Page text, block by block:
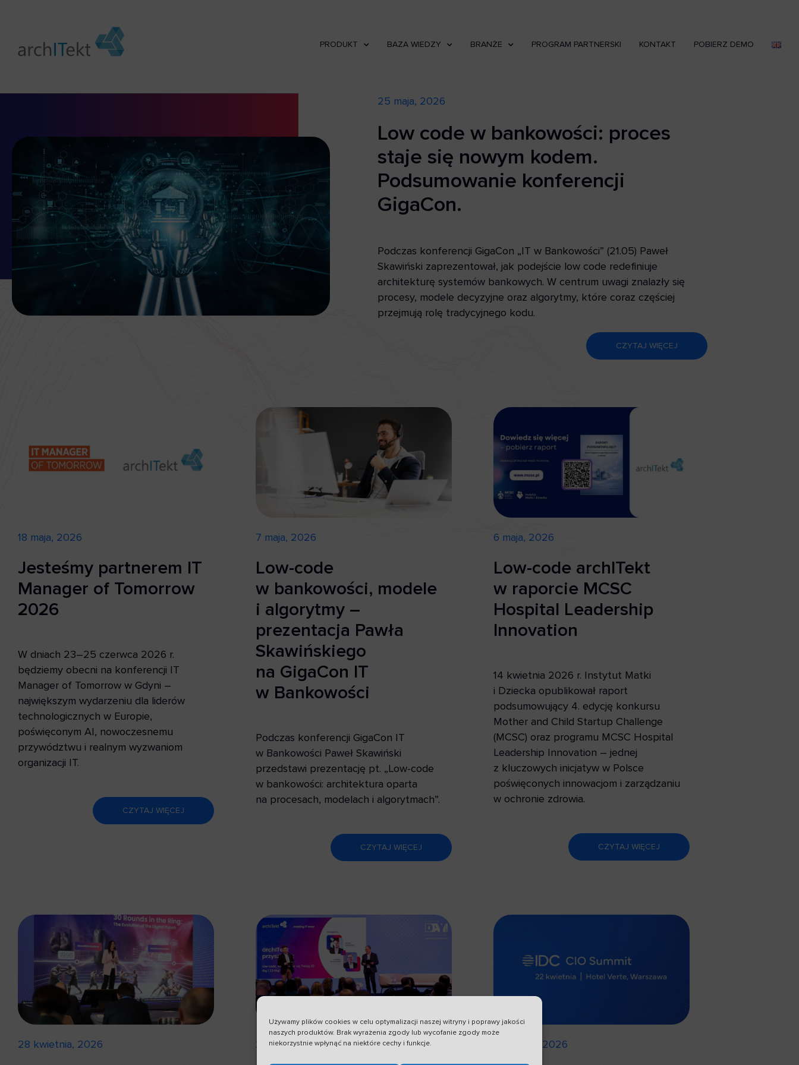
Używamy plików cookies w celu optymalizacji naszej witryny i poprawy jakości
naszych produktów. Brak wyrażenia zgody lub wycofanie zgody może
niekorzystnie wpłynąć na niektóre cechy i funkcje.
PRODUKT BAZA WIEDZY BRANŻE PROGRAM PARTNERSKI KONTAKT POBIERZ DEMO
25 maja, 2026
Low code w bankowości: proces
staje się nowym kodem.
Podsumowanie konferencji
GigaCon.
Podczas konferencji GigaCon „IT w Bankowości” (21.05) Paweł
Skawiński zaprezentował, jak podejście low code redefiniuje
architekturę systemów bankowych. W centrum uwagi znalazły się
procesy, modele decyzyjne oraz algorytmy, które coraz częściej
przejmują rolę tradycyjnego kodu.
CZYTAJ WIĘCEJ
18 maja, 2026
Jesteśmy partnerem IT
Manager of Tomorrow
2026
W dniach 23–25 czerwca 2026 r.
będziemy obecni na konferencji IT
Manager of Tomorrow w Gdyni –
największym wydarzeniu dla liderów
technologicznych w Europie,
poświęconym AI, nowoczesnemu
przywództwu i realnym wyzwaniom
organizacji IT.
CZYTAJ WIĘCEJ
7 maja, 2026
Low-code
w bankowości, modele
i algorytmy –
prezentacja Pawła
Skawińskiego
na GigaCon IT
w Bankowości
Podczas konferencji GigaCon IT
w Bankowości Paweł Skawiński
przedstawi prezentację pt. „Low-code
w bankowości: architektura oparta
na procesach, modelach i algorytmach”.
CZYTAJ WIĘCEJ
6 maja, 2026
Low-code archITekt
w raporcie MCSC
Hospital Leadership
Innovation
14 kwietnia 2026 r. Instytut Matki
i Dziecka opublikował raport
podsumowujący 4. edycję konkursu
Mother and Child Startup Challenge
(MCSC) oraz programu MCSC Hospital
Leadership Innovation – jednej
z kluczowych inicjatyw w Polsce
poświęconych innowacjom i zarządzaniu
w ochronie zdrowia.
CZYTAJ WIĘCEJ
28 kwietnia, 2026 24 kwietnia, 2026 27 marca, 2026